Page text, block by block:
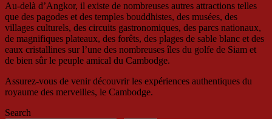
Au-delà d’Angkor, il existe de nombreuses autres attractions telles
que des pagodes et des temples bouddhistes, des musées, des
villages culturels, des circuits gastronomiques, des parcs nationaux,
de magnifiques plateaux, des forêts, des plages de sable blanc et des
eaux cristallines sur l’une des nombreuses îles du golfe de Siam et
de bien sûr le peuple amical du Cambodge.
Assurez-vous de venir découvrir les expériences authentiques du
royaume des merveilles, le Cambodge.
Search